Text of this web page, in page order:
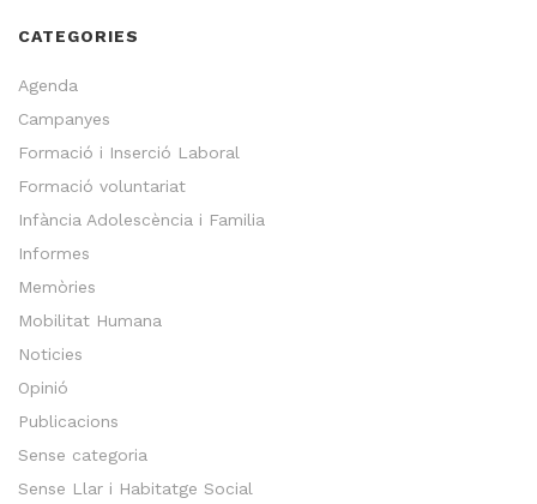
CATEGORIES
Agenda
Campanyes
Formació i Inserció Laboral
Formació voluntariat
Infància Adolescència i Familia
Informes
Memòries
Mobilitat Humana
Noticies
Opinió
Publicacions
Sense categoria
Sense Llar i Habitatge Social